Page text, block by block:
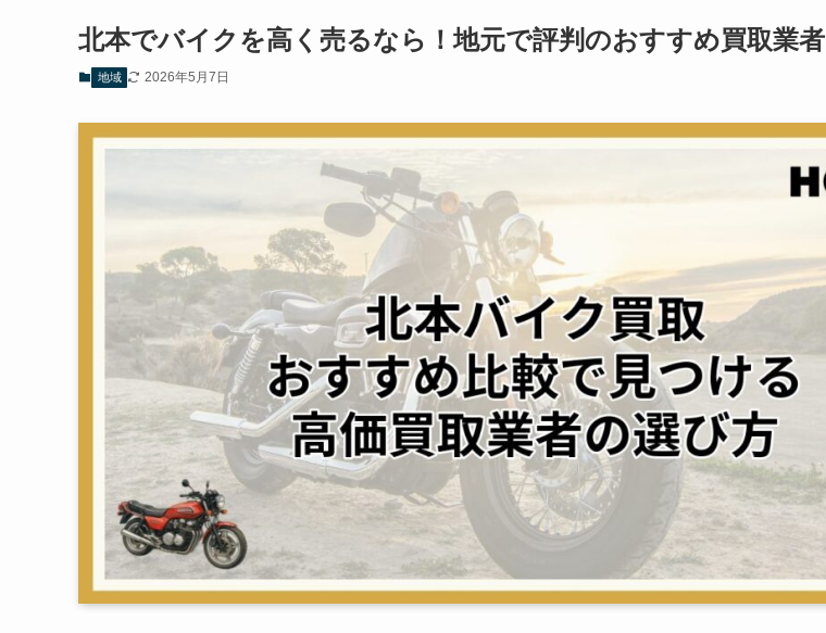
北本でバイクを高く売るなら！地元で評判のおすすめ買取業者
地域 2026年5月7日